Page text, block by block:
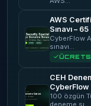
AWS
Sınavı –
CyberFlow
sınavı…
CEH
CyberFlow
100 özgün
deneme sı…